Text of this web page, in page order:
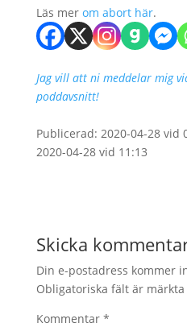
Läs mer om abort här.
Jag vill att ni meddelar mig
poddavsnitt!
Publicerad: 2020-04-28 vid
2020-04-28 vid 11:13
Skicka
Din e-postadress kommer
Obligatoriska fält är märkta
Kommentar *